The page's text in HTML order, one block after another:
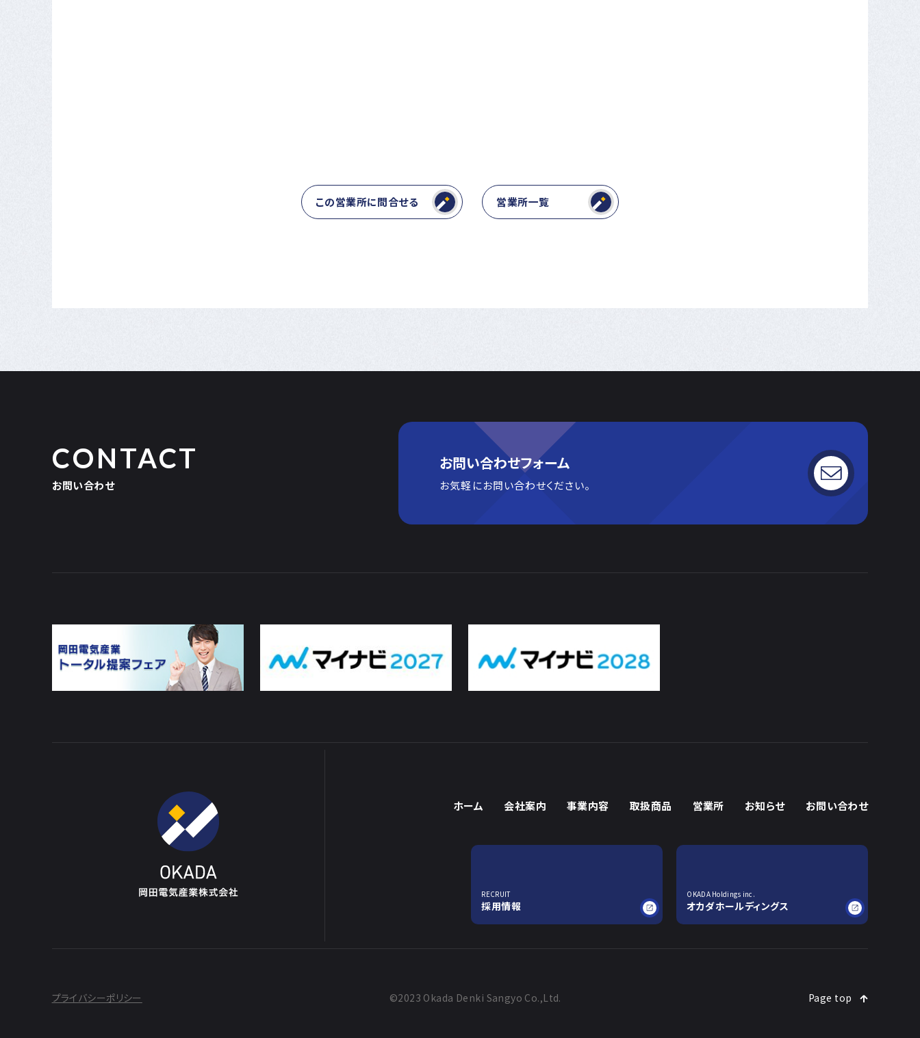
この営業所に問合せる 営業所一覧
CONTACT
お問い合わせ
お問い合わせフォーム
お気軽にお問い合わせください。
ホーム 会社案内 事業内容 取扱商品 営業所 お知らせ お問い合わせ
RECRUIT
採用情報
OKADA Holdings inc.
オカダホールディングス
プライバシーポリシー ©2023 Okada Denki Sangyo Co.,Ltd. Page top